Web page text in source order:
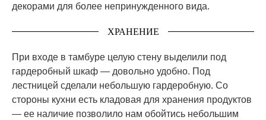
декорами для более непринужденного вида.
ХРАНЕНИЕ
При входе в тамбуре целую стену выделили под
гардеробный шкаф — довольно удобно. Под
лестницей сделали небольшую гардеробную. Со
стороны кухни есть кладовая для хранения продуктов
— ее наличие позволило нам обойтись небольшим